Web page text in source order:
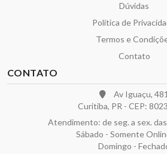
Dúvidas
Política de
Termos e
Contato
CONTATO
Av Iguaçu, 481
Curitiba, PR - CEP:
Atendimento: de seg. a sex.
Sábado - Somente
Domingo -